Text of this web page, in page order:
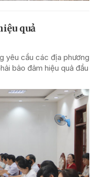
quả
yêu cầu các địa phương
bảo đảm hiệu quả đầu